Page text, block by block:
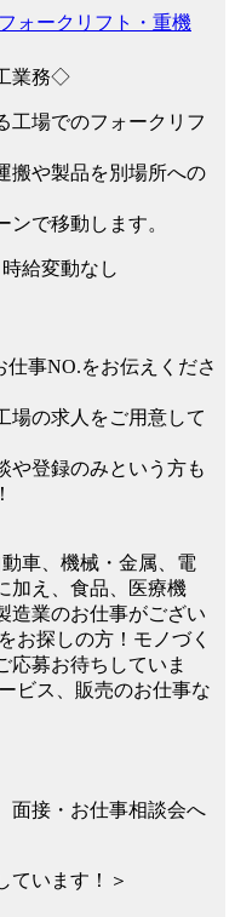
ォークリフト・重機
業務◇
工場でのフォークリフ
搬や製品を別場所への
で移動します。
給変動なし
事NO.をお伝えくださ
の求人をご用意して
や登録のみという方も
車、機械・金属、電
加え、食品、医療機
造業のお仕事がござい
お探しの方！モノづく
応募お待ちしていま
ビス、販売のお仕事な
面接・お仕事相談会へ
ています！＞